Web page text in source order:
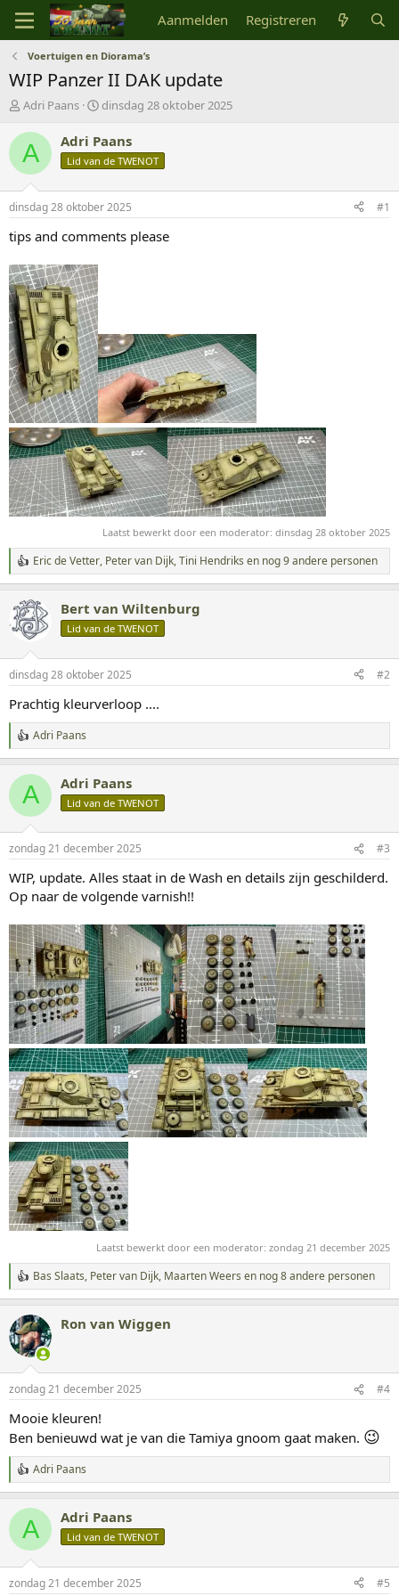
Aanmelden Registreren
Voertuigen en Diorama’s
WIP Panzer II DAK update
O
d
e
w
r
p
t
a
r
t
e
r
Adri Paans
S
a
r
t
t
u
dinsdag 28 oktober 2025
A Adri Paans
Lid van de TWENOT
dinsdag 28 oktober 2025 #1
tips and comments please
Laatst bewerkt door een moderator: dinsdag 28 oktober 2025
W
a
r
d
i
n
e
n
Eric de Vetter, Peter van Dijk,Tini Hendriks en nog 9 andere personen
Bert van Wiltenburg
Lid van de TWENOT
dinsdag 28 oktober 2025 #2
Prachtig kleurverloop ....
W
a
r
e
n
e
n
Adri Paans
A Adri Paans
Lid van de TWENOT
zondag 21 december 2025 #3
WIP, update. Alles staat in de Wash en details zijn geschilderd.
Op naar de volgende varnish!!
Laatst bewerkt door een moderator: zondag 21 december 2025
W
a
r
d
e
n
e
n
Bas Slaats, Peter van Dijk, Maarten Weers en nog 8 andere personen
Ron van Wiggen
zondag 21 december 2025 #4
Mooie kleuren!
Ben benieuwd wat je van die Tamiya gnoom gaat maken. 😉
W
a
r
e
n
Adri Paans
A Adri Paans
Lid van de TWENOT
zondag 21 december 2025 #5